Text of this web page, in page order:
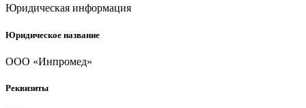
Юридическая информация
Юридическое название
ООО «Инпромед»
Реквизиты